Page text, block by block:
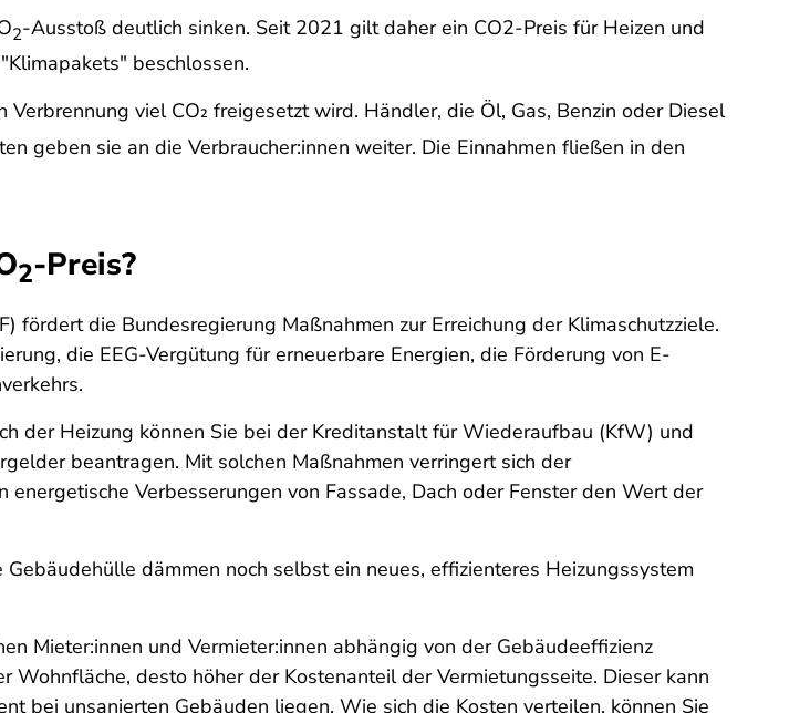
2-Ausstoß deutlich sinken. Seit 2021 gilt daher ein CO2-Preis für Heizen und
beschlossen.
viel CO₂ freigesetzt wird. Händler, die Öl, Gas, Benzin oder Diesel
geben sie an die Verbraucher:innen weiter. Die Einnahmen fließen in den
2-Preis?
fördert die Bundesregierung Maßnahmen zur Erreichung der Klimaschutzziele.
die EEG-Vergütung für erneuerbare Energien, die Förderung von E-
der Heizung können Sie bei der Kreditanstalt für Wiederaufbau (KfW) und
beantragen. Mit solchen Maßnahmen verringert sich der
Verbesserungen von Fassade, Dach oder Fenster den Wert der
dämmen noch selbst ein neues, effizienteres Heizungssystem
Mieter:innen und Vermieter:innen abhängig von der Gebäudeeffizienz
desto höher der Kostenanteil der Vermietungsseite. Dieser kann
bei unsanierten Gebäuden liegen. Wie sich die Kosten verteilen, können Sie